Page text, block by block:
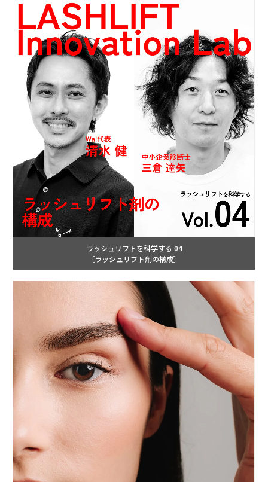
ラッシュリフトを科学する 04
［ラッシュリフト剤の構成］